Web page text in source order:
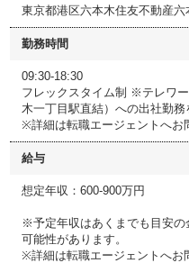
東京都港区六本木住友不動産
勤務時間
09:30-18:30
フレックスタイム制 ※テレワ
木一丁目駅直結）への出社勤務
※詳細は転職エージェントへお
給与
想定年収：600-900万円
※予定年収はあくまでも目安の
可能性があります。
※詳細は転職エージェントへお